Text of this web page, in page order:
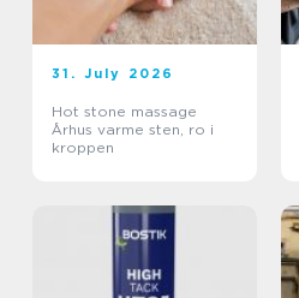
31. July 2026
Hot stone massage
Århus varme sten, ro i
kroppen